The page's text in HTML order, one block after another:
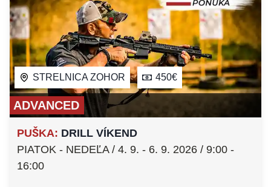
STRELNICA ZOHOR 450€
ADVANCED
PUŠKA: DRILL VÍKEND
PIATOK - NEDEĽA / 4. 9. - 6. 9. 2026 / 9:00 -
16:00